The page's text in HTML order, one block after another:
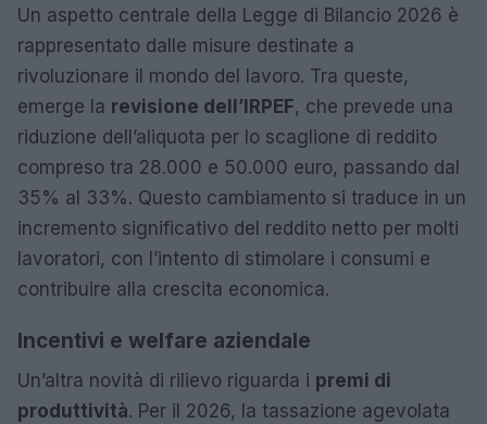
Un aspetto centrale della Legge di Bilancio 2026 è
rappresentato dalle misure destinate a
rivoluzionare il mondo del lavoro. Tra queste,
emerge la revisione dell’IRPEF, che prevede una
riduzione dell’aliquota per lo scaglione di reddito
compreso tra 28.000 e 50.000 euro, passando dal
35% al 33%. Questo cambiamento si traduce in un
incremento significativo del reddito netto per molti
lavoratori, con l’intento di stimolare i consumi e
contribuire alla crescita economica.
Incentivi e welfare aziendale
Un’altra novità di rilievo riguarda i premi di
produttività. Per il 2026, la tassazione agevolata